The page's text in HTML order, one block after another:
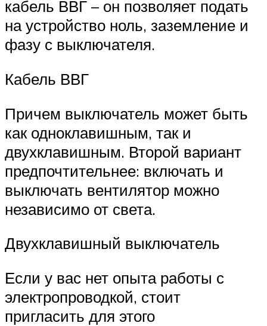
кабель ВВГ – он позволяет подать
на устройство ноль, заземление и
фазу с выключателя.
Кабель ВВГ
Причем выключатель может быть
как одноклавишным, так и
двухклавишным. Второй вариант
предпочтительнее: включать и
выключать вентилятор можно
независимо от света.
Двухклавишный выключатель
Если у вас нет опыта работы с
электропроводкой, стоит
пригласить для этого